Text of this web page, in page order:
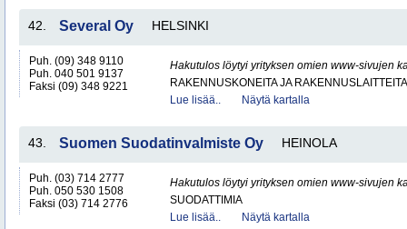
42. Several Oy HELSINKI
Puh. (09) 348 9110
Puh. 040 501 9137
Faksi (09) 348 9221
Hakutulos löytyi yrityksen omien www-sivujen
RAKENNUSKONEITA JA RAKENNUSLAITTEITA
Lue lisää..
Näytä kartalla
43. Suomen Suodatinvalmiste Oy HEINOLA
Puh. (03) 714 2777
Puh. 050 530 1508
Faksi (03) 714 2776
Hakutulos löytyi yrityksen omien www-sivujen
SUODATTIMIA
Lue lisää..
Näytä kartalla